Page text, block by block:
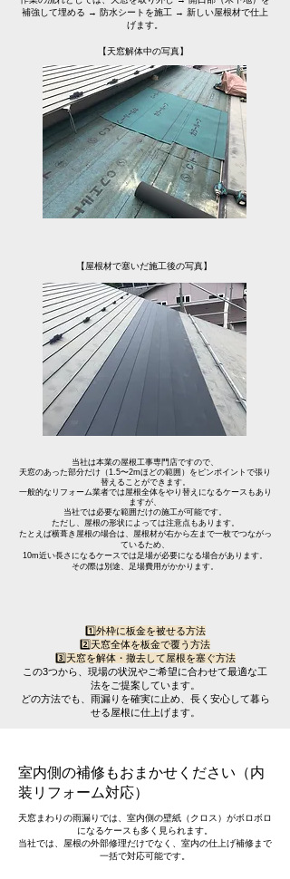
補強して埋める → 防水シートを施工 → 新しい屋根材で仕上
げます。
【天窓解体中の写真】
【屋根材で塞いだ施工後の写真】
当社は本業の屋根工事専門店ですので、
天窓のあった部分だけ（1.5〜2mほどの範囲）をピンポイントで張り
替えることができます。
一般的なリフォーム業者では屋根全体をやり替えになるケースもあり
ますが、
当社では必要な範囲だけの施工が可能です。
ただし、屋根の形状によっては注意点もあります。
たとえば横葺き屋根の場合は、屋根材が右から左まで一枚でつながっ
ているため、
10m近い長さになるケースでは足場が必要になる場合があります。
その際は別途、足場費用がかかります。
1️⃣外枠に板金を被せる方法
2️⃣天窓全体を板金で覆う方法
3️⃣天窓を解体・撤去して屋根を塞ぐ方法
この3つから、現場の状況やご希望に合わせて最適な工
法をご提案しています。
どの方法でも、雨漏りを確実に止め、長く安心して暮ら
せる屋根に仕上げます。
室内側の補修もおまかせください（内
装リフォーム対応）
天窓まわりの雨漏りでは、室内側の壁紙（クロス）がボロボロ
になるケースも多く見られます。
当社では、屋根の外部修理だけでなく、室内の仕上げ補修まで
一括で対応可能です。